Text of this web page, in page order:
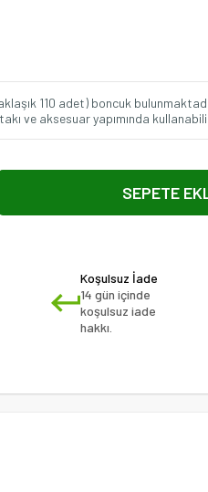
110 adet) boncuk
ve aksesuar yapımında
Koşulsuz İade
14 gün içinde
koşulsuz iade
hakkı.